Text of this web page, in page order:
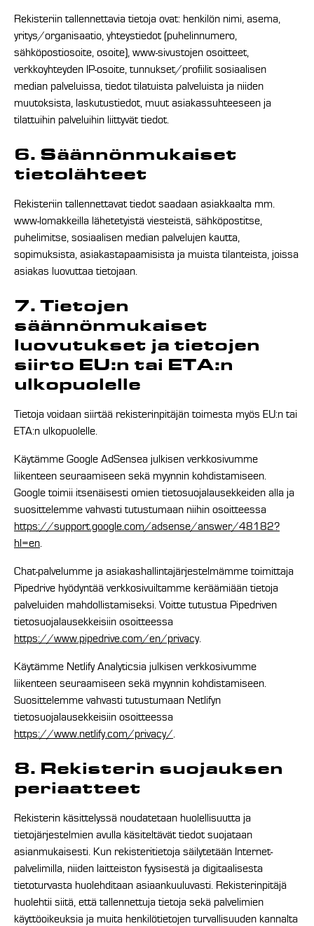
Rekisteriin tallennettavia tietoja ovat: henkilön nimi, asema,
yritys/organisaatio, yhteystiedot (puhelinnumero,
sähköpostiosoite, osoite), www-sivustojen osoitteet,
verkkoyhteyden IP-osoite, tunnukset/profiilit sosiaalisen
median palveluissa, tiedot tilatuista palveluista ja niiden
muutoksista, laskutustiedot, muut asiakassuhteeseen ja
tilattuihin palveluihin liittyvät tiedot.
6. Säännönmukaiset
tietolähteet
Rekisteriin tallennettavat tiedot saadaan asiakkaalta mm.
www-lomakkeilla lähetetyistä viesteistä, sähköpostitse,
puhelimitse, sosiaalisen median palvelujen kautta,
sopimuksista, asiakastapaamisista ja muista tilanteista, joissa
asiakas luovuttaa tietojaan.
7. Tietojen
säännönmukaiset
luovutukset ja tietojen
siirto EU:n tai ETA:n
ulkopuolelle
Tietoja voidaan siirtää rekisterinpitäjän toimesta myös EU:n tai
ETA:n ulkopuolelle.
Käytämme Google AdSensea julkisen verkkosivumme
liikenteen seuraamiseen sekä myynnin kohdistamiseen.
Google toimii itsenäisesti omien tietosuojalausekkeiden alla ja
suosittelemme vahvasti tutustumaan niihin osoitteessa
https://support.google.com/adsense/answer/48182?
hl=en.
Chat-palvelumme ja asiakashallintajärjestelmämme toimittaja
Pipedrive hyödyntää verkkosivuiltamme keräämiään tietoja
palveluiden mahdollistamiseksi. Voitte tutustua Pipedriven
tietosuojalausekkeisiin osoitteessa
https://www.pipedrive.com/en/privacy.
Käytämme Netlify Analyticsia julkisen verkkosivumme
liikenteen seuraamiseen sekä myynnin kohdistamiseen.
Suosittelemme vahvasti tutustumaan Netlifyn
tietosuojalausekkeisiin osoitteessa
https://www.netlify.com/privacy/.
8. Rekisterin suojauksen
periaatteet
Rekisterin käsittelyssä noudatetaan huolellisuutta ja
tietojärjestelmien avulla käsiteltävät tiedot suojataan
asianmukaisesti. Kun rekisteritietoja säilytetään Internet-
palvelimilla, niiden laitteiston fyysisestä ja digitaalisesta
tietoturvasta huolehditaan asiaankuuluvasti. Rekisterinpitäjä
huolehtii siitä, että tallennettuja tietoja sekä palvelimien
käyttöoikeuksia ja muita henkilötietojen turvallisuuden kannalta